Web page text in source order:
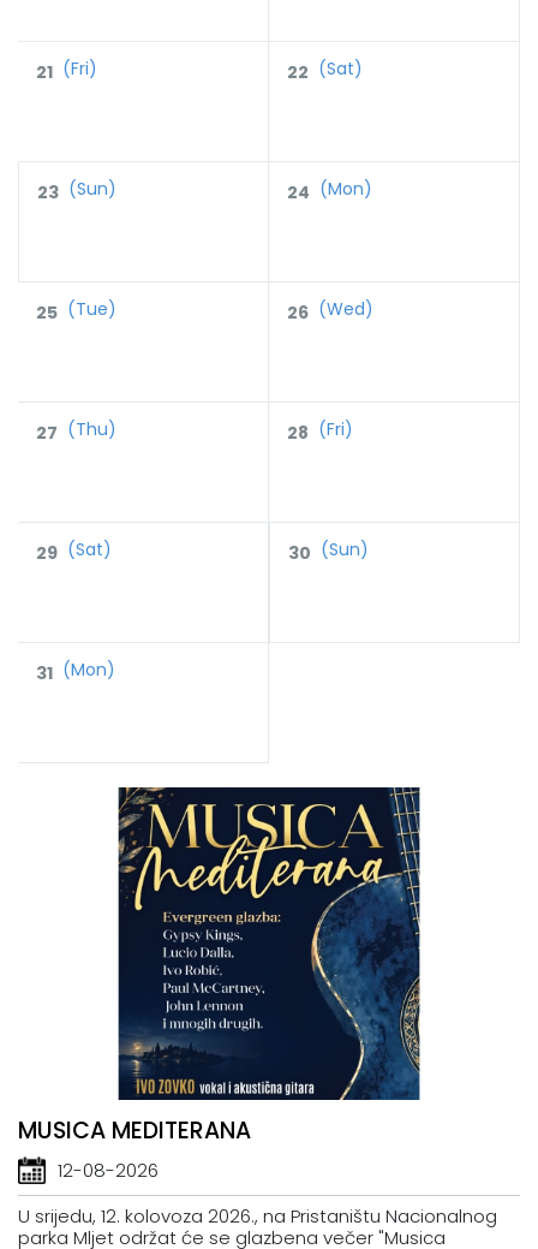
21 (Fri) 22 (Sat)
23 (Sun) 24 (Mon)
25 (Tue) 26 (Wed)
27 (Thu) 28 (Fri)
29 (Sat) 30 (Sun)
31 (Mon)
MUSICA MEDITERANA
12-08-2026
U srijedu, 12. kolovoza 2026., na Pristaništu Nacionalnog
parka Mljet održat će se glazbena večer "Musica